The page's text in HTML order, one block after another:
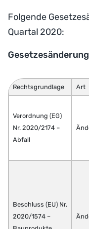
Folgende
Quartal 2020:
Rechtsgrundlage Art
Verordnung (EG)
Nr. 2020/2174 –
Abfall
Beschluss (EU) Nr.
2020/1574 –